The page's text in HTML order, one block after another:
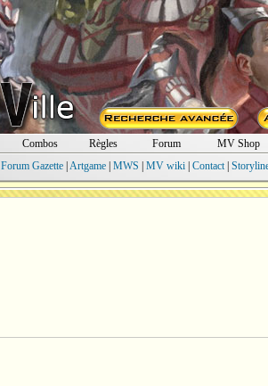
Combos Règles Forum
MV Shop
Forum Gazette| Artgame| MWS MV wiki| Contact|